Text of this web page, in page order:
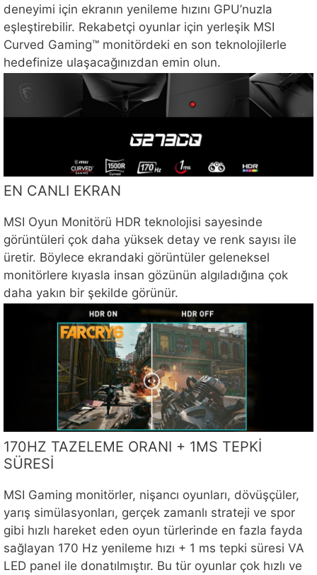
deneyimi için ekranın yenileme hızını GPU’nuzla
eşleştirebilir. Rekabetçi oyunlar için yerleşik MSI
Curved Gaming™ monitördeki en son teknolojilerle
hedefinize ulaşacağınızdan emin olun.
EN CANLI EKRAN
MSI Oyun Monitörü HDR teknolojisi sayesinde
görüntüleri çok daha yüksek detay ve renk sayısı ile
üretir. Böylece ekrandaki görüntüler geleneksel
monitörlere kıyasla insan gözünün algıladığına çok
daha yakın bir şekilde görünür.
170HZ TAZELEME ORANI + 1MS TEPKİ
SÜRESİ
MSI Gaming monitörler, nişancı oyunları, dövüşçüler,
yarış simülasyonları, gerçek zamanlı strateji ve spor
gibi hızlı hareket eden oyun türlerinde en fazla fayda
sağlayan 170 Hz yenileme hızı + 1 ms tepki süresi VA
LED panel ile donatılmıştır. Bu tür oyunlar çok hızlı ve